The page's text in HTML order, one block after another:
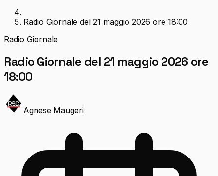
Radio Giornale del 21 maggio 2026 ore 18:00
Radio Giornale
Radio Giornale del 21 maggio 2026 ore
18:00
Agnese Maugeri